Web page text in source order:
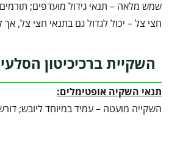
שמש מלאה – תנאי גידול מועדפים;
חצי צל – יכול לגדול גם בתנאי חצי צל,
השקיית ברכיכיטון
תנאי השקיה אופטימלים:
השקייה מועטה – עמיד במיוחד ליובש;